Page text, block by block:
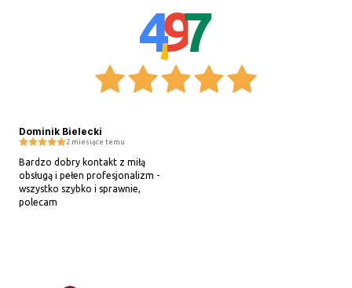
4
,
97
Dominik Bielecki
2 miesiące temu
Bardzo dobry kontakt z miłą
obsługą i pełen profesjonalizm -
wszystko szybko i sprawnie,
polecam